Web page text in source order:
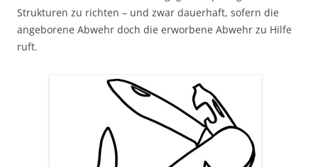
Strukturen zu richten – und zwar dauerhaft, sofern die
angeborene Abwehr doch die erworbene Abwehr zu Hilfe
ruft.